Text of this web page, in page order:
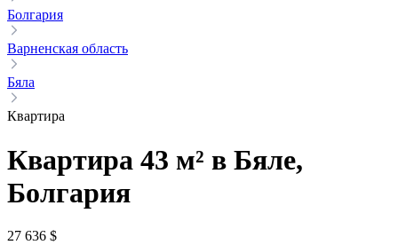
Болгария
Варненская область
Бяла
Квартира
Квартира 43 м² в Бяле,
Болгария
27 636 $